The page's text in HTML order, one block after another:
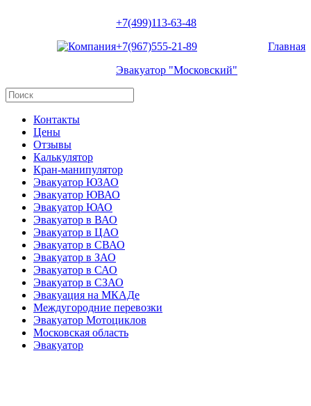
+7(499)113-63-48
+7(967)555-21-89
Эвакуатор "Московский"
Главная
Контакты
Цены
Отзывы
Калькулятор
Кран-манипулятор
Эвакуатор ЮЗАО
Эвакуатор ЮВАО
Эвакуатор ЮАО
Эвакуатор в ВАО
Эвакуатор в ЦАО
Эвакуатор в СВАО
Эвакуатор в ЗАО
Эвакуатор в САО
Эвакуатор в СЗАО
Эвакуация на МКАДе
Междугородние перевозки
Эвакуатор Мотоциклов
Московская область
Эвакуатор